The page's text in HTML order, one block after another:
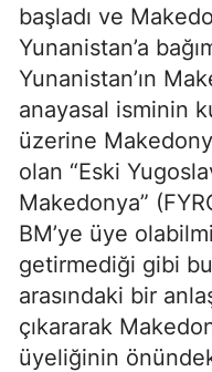
başladı ve
Yunanistan’a
Yunanistan’ın
anayasal isminin
üzerine
olan “Eski
Makedonya”
BM’ye üye
getirmediği gibi
arasındaki bir
çıkararak
üyeliğinin